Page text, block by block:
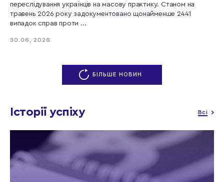
переслідування українців на масову практику. Станом на
травень 2026 року задокументовано щонайменше 2441
випадок справ проти ...
30.06, 2026
БІЛЬШЕ НОВИН
Історії успіху Всі